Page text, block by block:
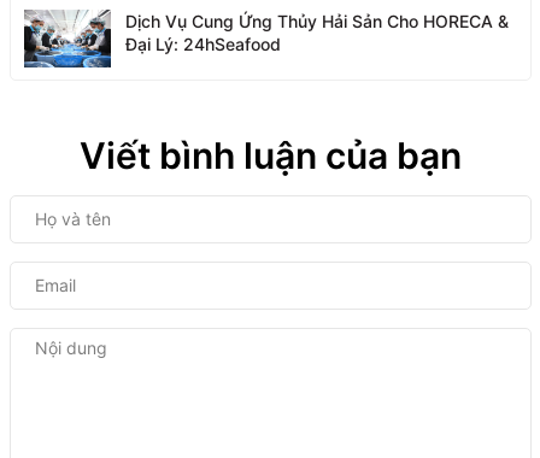
Dịch Vụ Cung Ứng Thủy Hải Sản Cho HORECA &
Đại Lý: 24hSeafood
Viết bình luận của bạn